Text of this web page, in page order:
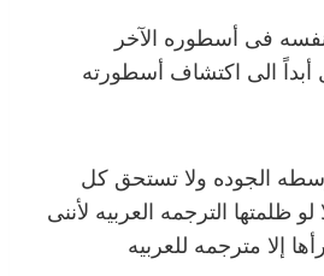
فى أسطوره الآخر
الى اكتشاف أسطورته
الجوده ولا تستحق كل
لو ظلمتها الترجمه العربيه لأننى
إلا مترجمه للعربيه